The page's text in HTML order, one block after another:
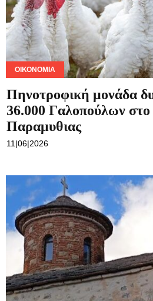
ΟΙΚΟΝΟΜΊΑ
Πηνοτροφική μονάδα
36.000 Γαλοπούλων
Παραμυθιας
11|06|2026